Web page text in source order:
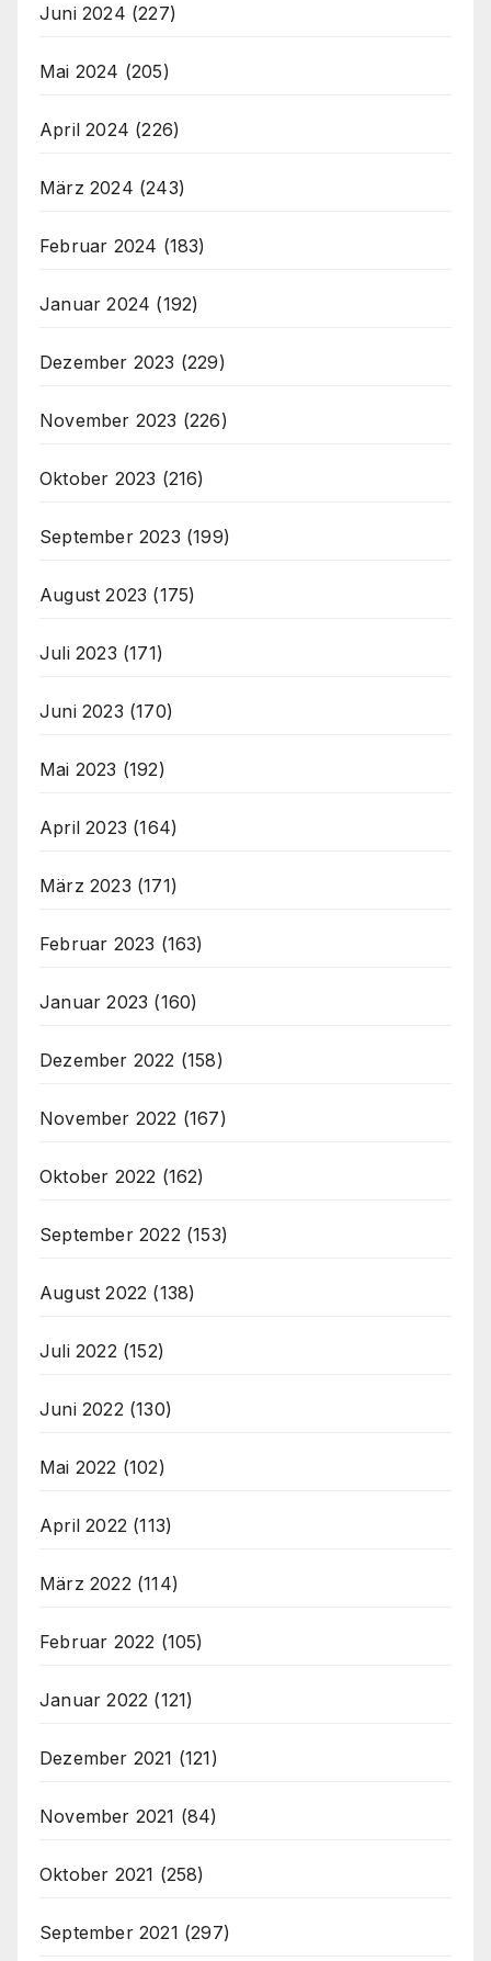
Juni 2024 (227)
Mai 2024 (205)
April 2024 (226)
März 2024 (243)
Februar 2024 (183)
Januar 2024 (192)
Dezember 2023 (229)
November 2023 (226)
Oktober 2023 (216)
September 2023 (199)
August 2023 (175)
Juli 2023 (171)
Juni 2023 (170)
Mai 2023 (192)
April 2023 (164)
März 2023 (171)
Februar 2023 (163)
Januar 2023 (160)
Dezember 2022 (158)
November 2022 (167)
Oktober 2022 (162)
September 2022 (153)
August 2022 (138)
Juli 2022 (152)
Juni 2022 (130)
Mai 2022 (102)
April 2022 (113)
März 2022 (114)
Februar 2022 (105)
Januar 2022 (121)
Dezember 2021 (121)
November 2021 (84)
Oktober 2021 (258)
September 2021 (297)